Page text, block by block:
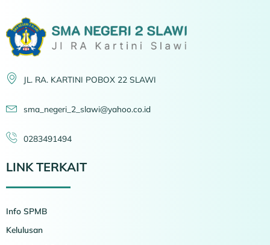
JL. RA. KARTINI POBOX 22 SLAWI
sma_negeri_2_slawi@yahoo.co.id
0283491494
LINK TERKAIT
Info SPMB
Kelulusan